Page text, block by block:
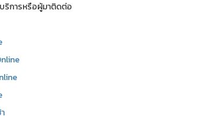
ริการหรือผู้มาติดต่อ